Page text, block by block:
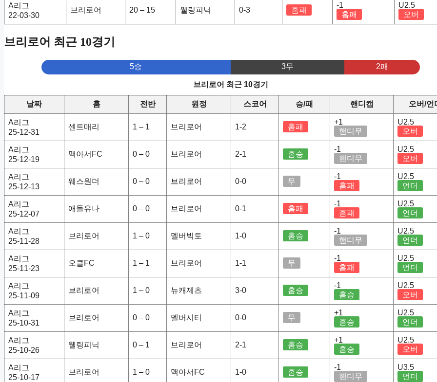
A리그
22-03-30
브리로어 20 – 15 웰링피닉 0-3 홈패
-1
홈패
U2.5
오버
브리로어 최근 10경기
5승 3무 2패
브리로어 최근 10경기
날짜 홈 전반 원정 스코어 승/패 핸디캡 오버/언
A리그
25-12-31
센트매리 1 – 1 브리로어 1-2 홈패
+1
핸디무
U2.5
오버
A리그
25-12-19
맥아서FC 0 – 0 브리로어 2-1 홈승
-1
핸디무
U2.5
오버
A리그
25-12-13
웨스원더 0 – 0 브리로어 0-0 무
-1
홈패
U2.5
언더
A리그
25-12-07
애들유나 0 – 0 브리로어 0-1 홈패
-1
홈패
U2.5
언더
A리그
25-11-28
브리로어 1 – 0 멜버빅토 1-0 홈승
-1
핸디무
U2.5
언더
A리그
25-11-23
오클FC 1 – 1 브리로어 1-1 무
-1
홈패
U2.5
언더
A리그
25-11-09
브리로어 1 – 0 뉴캐제츠 3-0 홈승
-1
홈승
U2.5
오버
A리그
25-10-31
브리로어 0 – 0 멜버시티 0-0 무
+1
홈승
U2.5
언더
A리그
25-10-26
웰링피닉 0 – 1 브리로어 2-1 홈승
+1
홈승
U2.5
오버
A리그
25-10-17
브리로어 1 – 0 맥아서FC 1-0 홈승
-1
핸디무
U3.5
언더